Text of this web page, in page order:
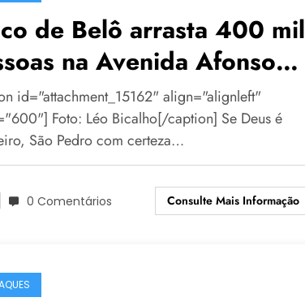
de Belô arrasta 400 mil
na Avenida Afonso
id="attachment_15162" align="alignleft"
Foto: Léo Bicalho[/caption] Se Deus é
São Pedro com certeza…
0 Comentários Consulte Mais Informação